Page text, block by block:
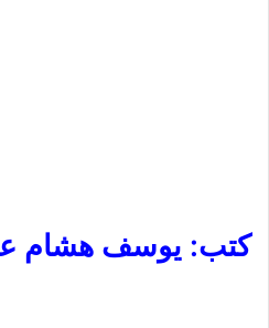
كتب: يوسف هشام